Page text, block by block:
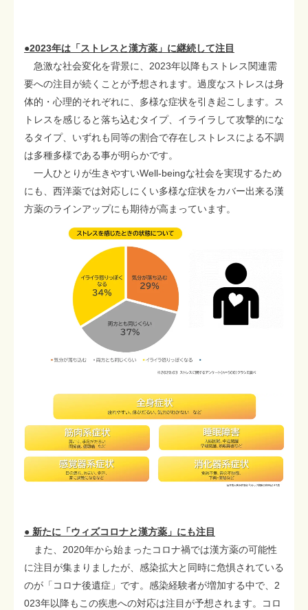
●2023年は「ストレスと漢方薬」に継続して注目
急激な社会変化を背景に、2023年以降もストレス関連需
要への注目が続くことが予想されます。過度なストレスは身
体的・心理的それぞれに、多様な症状を引き起こします。ス
トレスを感じると落ち込むタイプ、イライラして攻撃的にな
るタイプ、いずれも同等の割合で存在しストレスによる不調
は多種多様である事が明らかです。
一人ひとりが生きやすいWell-beingな社会を実現するため
にも、西洋薬では対応しにくい多様な症状をカバー出来る漢
方薬のラインアップにも期待が高まっています。
● 新たに「ウィズコロナと漢方薬」にも注目
また、2020年から始まったコロナ禍では漢方薬の可能性
に注目が集まりましたが、感染拡大と同時に危惧されている
のが「コロナ後遺症」です。感染経験者が増加する中で、2
023年以降もこの疾患への対応は注目が予想されます。コロ